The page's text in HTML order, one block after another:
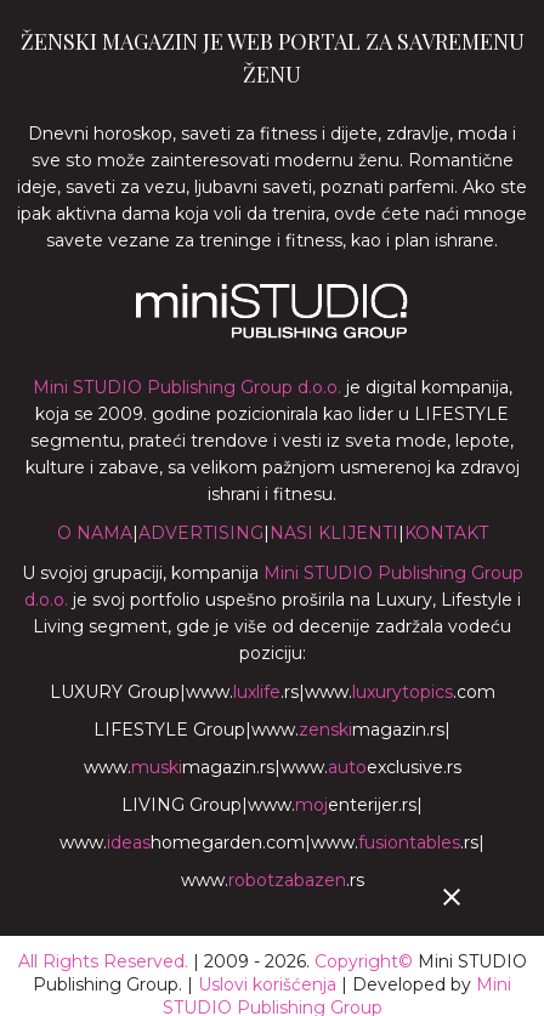
ŽENSKI MAGAZIN JE WEB PORTAL ZA SAVREMENU
ŽENU
Dnevni horoskop, saveti za fitness i dijete, zdravlje, moda i
sve sto može zainteresovati modernu ženu. Romantične
ideje, saveti za vezu, ljubavni saveti, poznati parfemi. Ako ste
ipak aktivna dama koja voli da trenira, ovde ćete naći mnoge
savete vezane za treninge i fitness, kao i plan ishrane.
Mini STUDIO Publishing Group d.o.o. je digital kompanija,
koja se 2009. godine pozicionirala kao lider u LIFESTYLE
segmentu, prateći trendove i vesti iz sveta mode, lepote,
kulture i zabave, sa velikom pažnjom usmerenoj ka zdravoj
ishrani i fitnesu.
O NAMA|ADVERTISING| NASI KLIJENTI | KONTAKT
U svojoj grupaciji, kompanija Mini STUDIO Publishing Group
d.o.o. je svoj portfolio uspešno proširila na Luxury, Lifestyle i
Living segment, gde je više od decenije zadržala vodeću
poziciju:
LUXURY Group|www.luxlife.rs|www.luxurytopics.com
LIFESTYLE Group|www.zenskimagazin.rs|
www.muskimagazin.rs|www.autoexclusive.rs
LIVING Group|www.mojenterijer.rs|
www.ideashomegarden.com|www.fusiontables.rs|
www.robotzabazen.rs
All Rights Reserved. | 2009 - 2026. Copyright© Mini STUDIO
Publishing Group. | Uslovi korišćenja | Developed by Mini
STUDIO Publishing Group